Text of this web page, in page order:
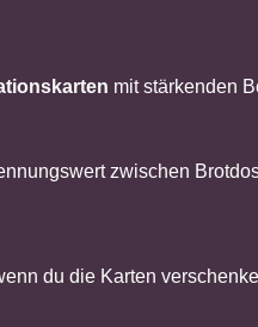
mit stärkenden
zwischen
du die Karten